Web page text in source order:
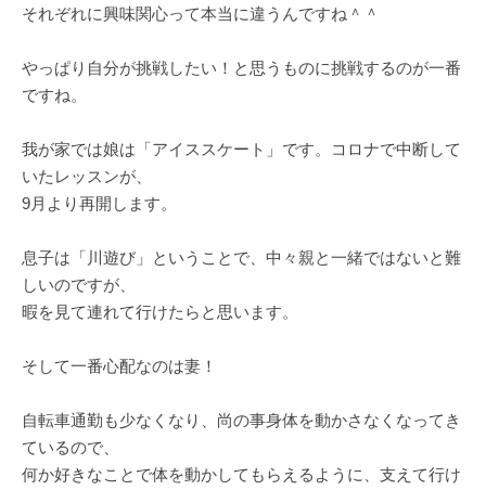
それぞれに興味関心って本当に違うんですね＾＾
やっぱり自分が挑戦したい！と思うものに挑戦するのが一番
ですね。
我が家では娘は「アイススケート」です。コロナで中断して
いたレッスンが、
9月より再開します。
息子は「川遊び」ということで、中々親と一緒ではないと難
しいのですが、
暇を見て連れて行けたらと思います。
そして一番心配なのは妻！
自転車通勤も少なくなり、尚の事身体を動かさなくなってき
ているので、
何か好きなことで体を動かしてもらえるように、支えて行け